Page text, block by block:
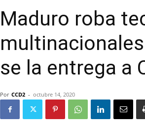
Maduro roba
multinacionales
se la entrega a
Por CCD2 - octubre 14, 2020